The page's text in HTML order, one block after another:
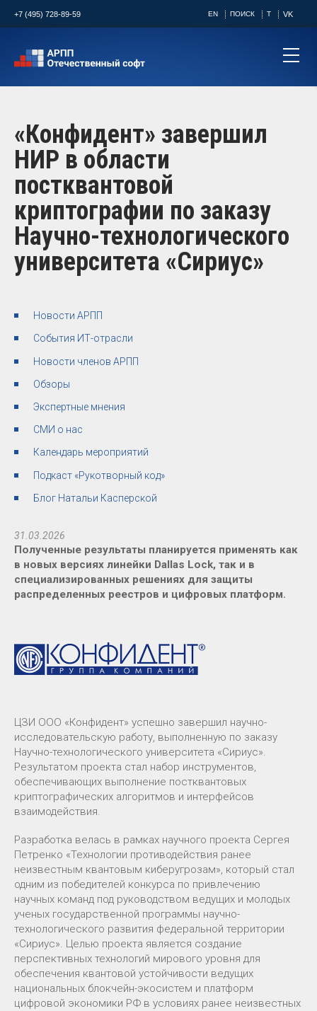
+7 (495) 728-89-59 EN ПОИСК T VK
«Конфидент» завершил
НИР в области
постквантовой
криптографии по заказу
Научно-технологического
университета «Сириус»
Новости АРПП
События ИТ-отрасли
Новости членов АРПП
Обзоры
Экспертные мнения
СМИ о нас
Календарь мероприятий
Подкаст «Рукотворный код»
Блог Натальи Касперской
31.03.2026
Полученные результаты планируется применять как
в новых версиях линейки Dallas Lock, так и в
специализированных решениях для защиты
распределенных реестров и цифровых платформ.
ЦЗИ ООО «Конфидент» успешно завершил научно-
исследовательскую работу, выполненную по заказу
Научно-технологического университета «Сириус».
Результатом проекта стал набор инструментов,
обеспечивающих выполнение постквантовых
криптографических алгоритмов и интерфейсов
взаимодействия.
Разработка велась в рамках научного проекта Сергея
Петренко «Технологии противодействия ранее
неизвестным квантовым киберугрозам», который стал
одним из победителей конкурса по привлечению
научных команд под руководством ведущих и молодых
ученых государственной программы научно-
технологического развития федеральной территории
«Сириус». Целью проекта является создание
перспективных технологий мирового уровня для
обеспечения квантовой устойчивости ведущих
национальных блокчейн-экосистем и платформ
цифровой экономики РФ в условиях ранее неизвестных